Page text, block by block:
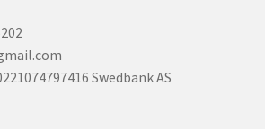
Swedbank AS